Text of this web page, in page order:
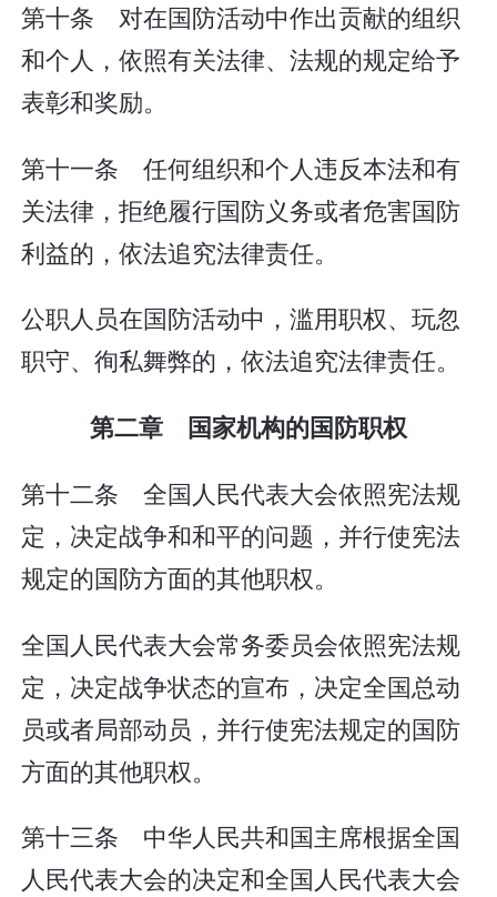
第十条 对在国防活动中作出贡献的组织
和个人，依照有关法律、法规的规定给予
表彰和奖励。
第十一条 任何组织和个人违反本法和有
关法律，拒绝履行国防义务或者危害国防
利益的，依法追究法律责任。
公职人员在国防活动中，滥用职权、玩忽
职守、徇私舞弊的，依法追究法律责任。
第二章 国家机构的国防职权
第十二条 全国人民代表大会依照宪法规
定，决定战争和和平的问题，并行使宪法
规定的国防方面的其他职权。
全国人民代表大会常务委员会依照宪法规
定，决定战争状态的宣布，决定全国总动
员或者局部动员，并行使宪法规定的国防
方面的其他职权。
第十三条 中华人民共和国主席根据全国
人民代表大会的决定和全国人民代表大会